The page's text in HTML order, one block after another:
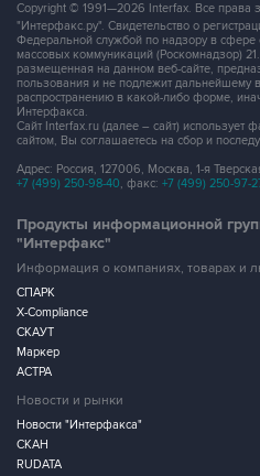
Copyright © 1991—2026 Interfax. Все права
"Интерфакс.ру". Свидетельство о
Федеральной службой по надзору в
массовых коммуникаций (Роскомнадзор)
размещенная на данном веб-сайте,
пользования и не подлежит дальнейшему
распространению в какой-либо форме,
Интерфакса.
Сайт Interfax.ru (далее – сайт) использует
сайтом, Вы соглашаетесь на сбор и
Адрес: Россия, 127006, Москва, 1-я
+7 (499) 250-98-40, факс: +7 (499) 250-97-
Продукты информационной
"Интерфакс"
Информация о компаниях, товарах и
СПАРК
X-Compliance
СКАУТ
Маркер
АСТРА
Новости и рынки
Новости "Интерфакса"
СКАН
RUDATA